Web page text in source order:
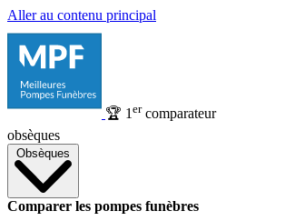
Aller au contenu principal
🏆 1 ercomparateur
obsèques
Obsèques
Comparer les pompes funèbres